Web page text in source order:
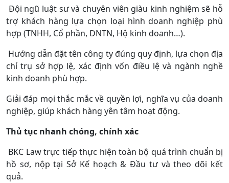
Đội ngũ luật sư và chuyên viên giàu kinh nghiệm sẽ hỗ
trợ khách hàng lựa chọn loại hình doanh nghiệp phù
hợp (TNHH, Cổ phần, DNTN, Hộ kinh doanh…).
Hướng dẫn đặt tên công ty đúng quy định, lựa chọn địa
chỉ trụ sở hợp lệ, xác định vốn điều lệ và ngành nghề
kinh doanh phù hợp.
Giải đáp mọi thắc mắc về quyền lợi, nghĩa vụ của doanh
nghiệp, giúp khách hàng yên tâm hoạt động.
Thủ tục nhanh chóng, chính xác
BKC Law trực tiếp thực hiện toàn bộ quá trình chuẩn bị
hồ sơ, nộp tại Sở Kế hoạch & Đầu tư và theo dõi kết
quả.